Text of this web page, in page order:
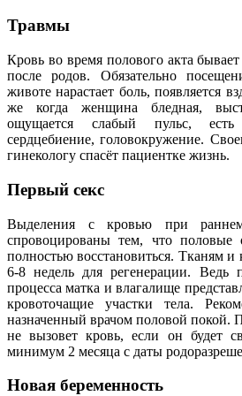
Травмы
Кровь во время полового акта
после родов. Обязательно
животе нарастает боль, появляется
же когда женщина бледная,
ощущается слабый пульс,
сердцебиение, головокружение.
гинекологу спасёт пациентке жизнь.
Первый секс
Выделения с кровью при
спровоцированы тем, что
полностью восстановиться. Тканям
6-8 недель для регенерации. Ведь
процесса матка и влагалище
кровоточащие участки тела.
назначенный врачом половой покой.
не вызовет кровь, если он будет
минимум 2 месяца с даты
Новая беременность